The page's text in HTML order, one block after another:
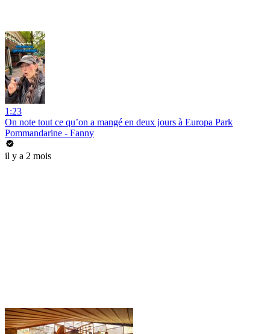
1:23
On note tout ce qu’on a mangé en deux jours à Europa Park
Pommandarine - Fanny
il y a 2 mois